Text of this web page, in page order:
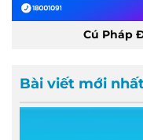
Cú Pháp
Bài viết mới